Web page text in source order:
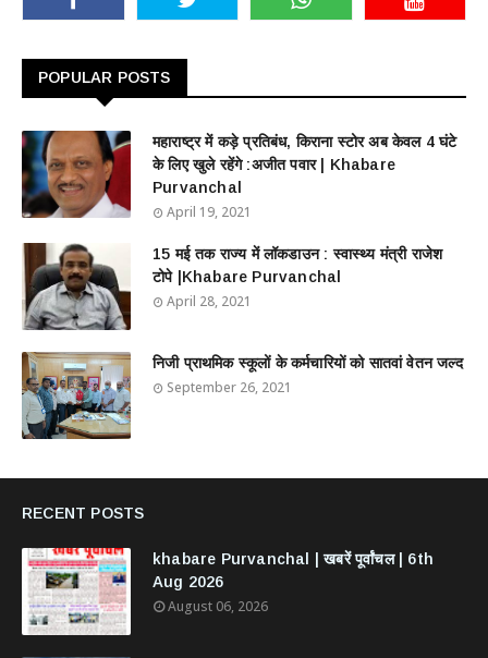
POPULAR POSTS
महाराष्ट्र में कड़े प्रतिबंध, किराना स्टोर अब केवल 4 घंटे
के लिए खुले रहेंगे :अजीत पवार | Khabare
Purvanchal
April 19, 2021
15 मई तक राज्य में लॉकडाउन : स्वास्थ्य मंत्री राजेश
टोपे |Khabare Purvanchal
April 28, 2021
निजी प्राथमिक स्कूलों के कर्मचारियों को सातवां वेतन जल्द
September 26, 2021
RECENT POSTS
khabare Purvanchal | खबरें पूर्वांचल | 6th
Aug 2026
August 06, 2026